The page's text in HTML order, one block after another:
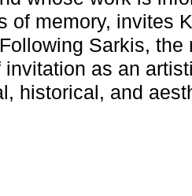
of memory, invites
Sarkis, the
as an
historical, and